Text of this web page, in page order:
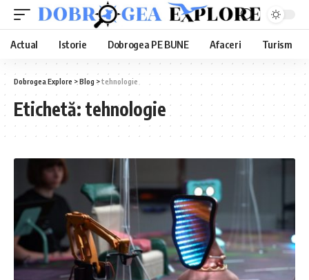
Actual Istorie Dobrogea PE BUNE Afaceri Turism
Dobrogea Explore >Blog >tehnologie
Etichetă: tehnologie